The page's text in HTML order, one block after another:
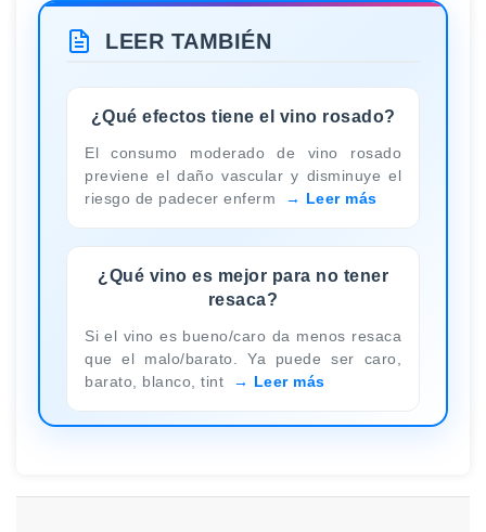
LEER TAMBIÉN
¿Qué efectos tiene el vino rosado?
El consumo moderado de vino rosado
previene el daño vascular y disminuye el
riesgo de padecer enferm
Leer más
¿Qué vino es mejor para no tener
resaca?
Si el vino es bueno/caro da menos resaca
que el malo/barato. Ya puede ser caro,
barato, blanco, tint
Leer más